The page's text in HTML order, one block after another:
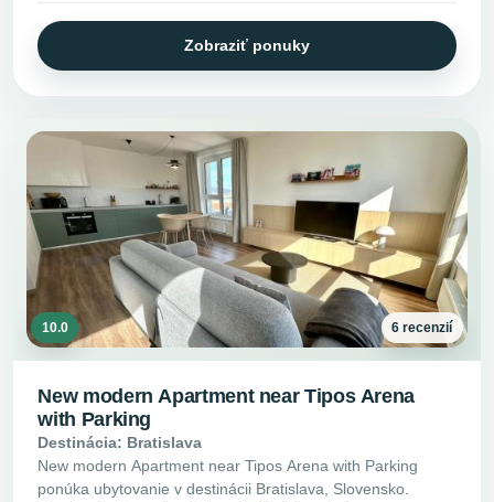
Zobraziť ponuky
10.0 6 recenzií
New modern Apartment near Tipos Arena
with Parking
Destinácia: Bratislava
New modern Apartment near Tipos Arena with Parking
ponúka ubytovanie v destinácii Bratislava, Slovensko.